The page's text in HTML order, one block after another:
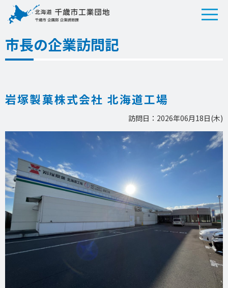
市長の企業訪問記
岩塚製菓株式会社 北海道工場
訪問日：2026年06月18日(木)